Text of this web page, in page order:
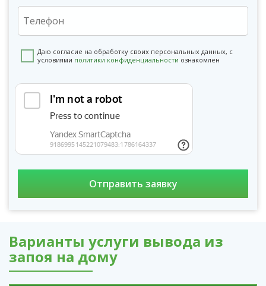
Даю согласие на обработку своих персональных данных, с
условиями политики конфиденциальности ознакомлен
Варианты услуги вывода из
запоя на дому